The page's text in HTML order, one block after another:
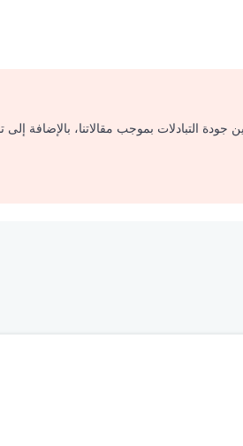
التبادلات بموجب مقالاتنا، بالإضافة